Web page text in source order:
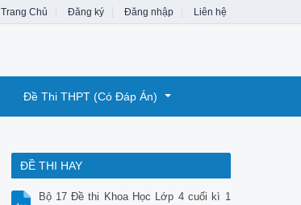
Trang Chủ Đăng ký Đăng nhập Liên hệ
Đề Thi THPT (Có Đáp Án)
ĐỀ THI HAY
Bộ 17 Đề thi Khoa Học Lớp 4 cuối kì 1